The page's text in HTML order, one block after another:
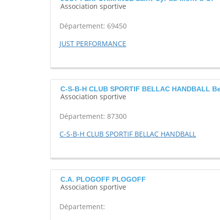
Association sportive
Département: 69450
JUST PERFORMANCE
C-S-B-H CLUB SPORTIF BELLAC HANDBALL
Association sportive
Département: 87300
C-S-B-H CLUB SPORTIF BELLAC HANDBALL
C.A. PLOGOFF PLOGOFF
Association sportive
Département: